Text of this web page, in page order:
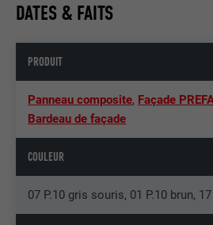
DATES & FAITS
PRODUIT
Panneau composite, Façade
Bardeau de façade
COULEUR
07 P.10 gris souris, 01 P.10 brun,